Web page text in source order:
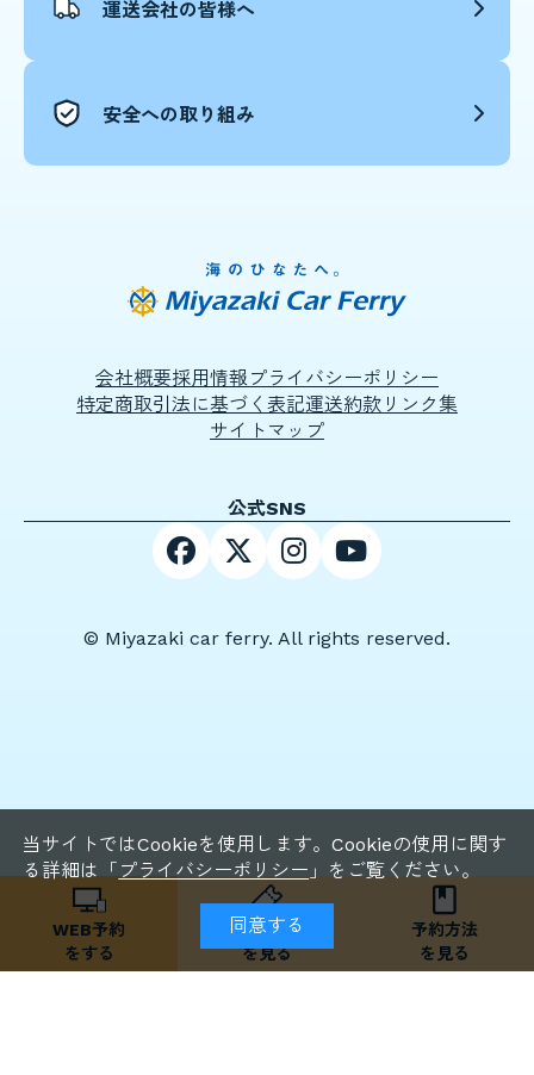
当サイトではCookieを使用します。Cookieの使用に関す
る詳細は「プライバシーポリシー」をご覧ください。
同意する
運送会社の皆様へ
安全への取り組み
会社概要採用情報プライバシーポリシー
特定商取引法に基づく表記運送約款リンク集
サイトマップ
公式SNS
© Miyazaki car ferry. All rights reserved.
WEB予約
をする
WEB予約割引
を見る
予約方法
を見る